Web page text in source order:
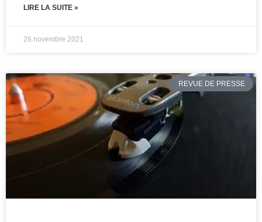
LIRE LA SUITE »
26 novembre 2021
REVUE DE PRESSE